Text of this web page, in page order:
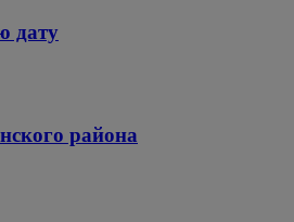
дату
района